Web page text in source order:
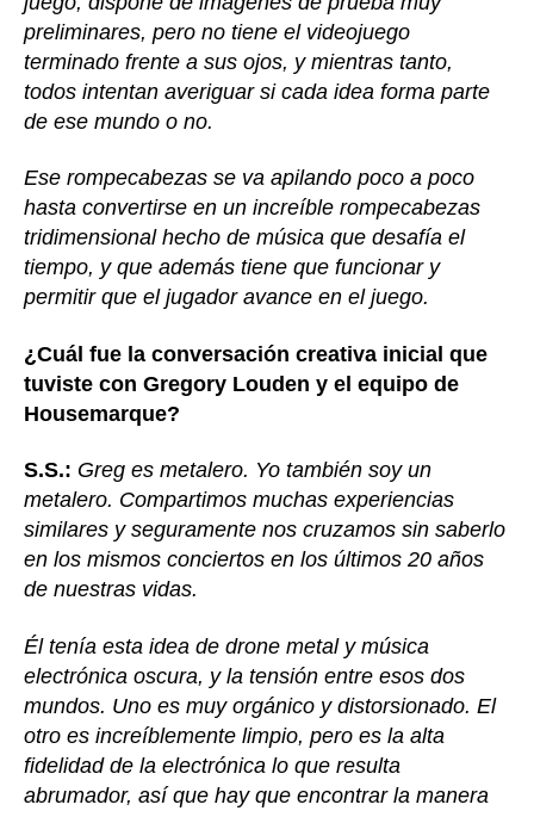
preliminares, pero no tiene el videojuego
terminado frente a sus ojos, y mientras tanto,
todos intentan averiguar si cada idea forma parte
de ese mundo o no.
Ese rompecabezas se va apilando poco a poco
hasta convertirse en un increíble rompecabezas
tridimensional hecho de música que desafía el
tiempo, y que además tiene que funcionar y
permitir que el jugador avance en el juego.
¿Cuál fue la conversación creativa inicial que
tuviste con Gregory Louden y el equipo de
Housemarque?
S.S.: Greg es metalero. Yo también soy un
metalero. Compartimos muchas experiencias
similares y seguramente nos cruzamos sin saberlo
en los mismos conciertos en los últimos 20 años
de nuestras vidas.
Él tenía esta idea de drone metal y música
electrónica oscura, y la tensión entre esos dos
mundos. Uno es muy orgánico y distorsionado. El
otro es increíblemente limpio, pero es la alta
fidelidad de la electrónica lo que resulta
abrumador, así que hay que encontrar la manera